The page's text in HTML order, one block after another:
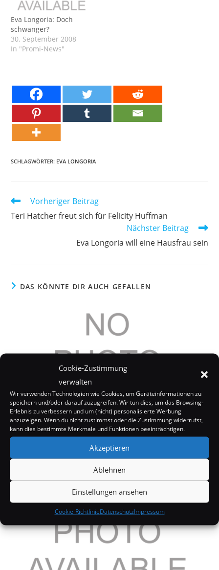
Cookie-Zustimmung
verwalten
Wir verwenden Technologien wie Cookies, um Geräteinformationen zu
speichern und/oder darauf zuzugreifen. Wir tun dies, um das Browsing-
Erlebnis zu verbessern und um (nicht) personalisierte Werbung
anzuzeigen. Wenn du nicht zustimmst oder die Zustimmung widerrufst,
kann dies bestimmte Merkmale und Funktionen beeinträchtigen.
Akzeptieren
Ablehnen
Einstellungen ansehen
Cookie-RichtlinieDatenschutzImpressum
Eva Longoria: Doch
schwanger?
30. September 2008
In "Promi-News"
SCHLAGWÖRTER: EVA LONGORIA
Weitere
ansehen
Vorheriger Beitrag
Teri Hatcher freut sich für Felicity Huffman
Nächster Beitrag
Eva Longoria will eine Hausfrau sein
DAS KÖNNTE DIR AUCH GEFALLEN
Massenkollaps bei Tokio Hotel Konzert
17. Februar 2006